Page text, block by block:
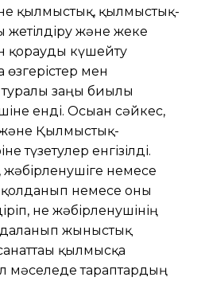
қылмыстық, қылмыстық-
жетілдіру және жеке
күшейту
мен
заңы биылғы
енді. Осыған сәйкес,
Қылмыстық-
түзетулер енгізілді.
жәбірленушіге немесе
қолданып немесе оны
не жәбірленушінің
жыныстық
қылмысқа
мәселеде тараптардың